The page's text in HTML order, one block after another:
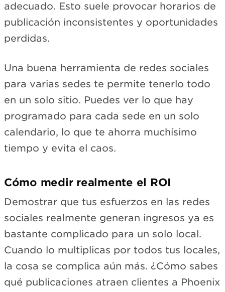
adecuado. Esto suele provocar horarios de
publicación inconsistentes y oportunidades
perdidas.
Una buena herramienta de redes sociales
para varias sedes te permite tenerlo todo
en un solo sitio. Puedes ver lo que hay
programado para cada sede en un solo
calendario, lo que te ahorra muchísimo
tiempo y evita el caos.
Cómo medir realmente el ROI
Demostrar que tus esfuerzos en las redes
sociales realmente generan ingresos ya es
bastante complicado para un solo local.
Cuando lo multiplicas por todos tus locales,
la cosa se complica aún más. ¿Cómo sabes
qué publicaciones atraen clientes a Phoenix